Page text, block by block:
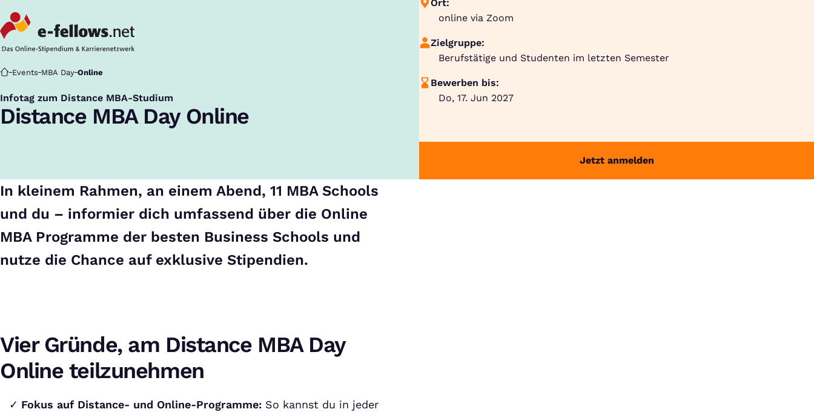
Startseite
Events MBA Day Online
Infotag zum Distance MBA-Studium
:
Distance MBA Day Online
Ort:
online via Zoom
Zielgruppe:
Berufstätige und Studenten im letzten Semester
Bewerben bis:
Do, 17. Jun 2027
Jetzt anmelden
In kleinem Rahmen, an einem Abend, 11 MBA Schools
und du – informier dich umfassend über die Online
MBA Programme der besten Business Schools und
nutze die Chance auf exklusive Stipendien.
Vier Gründe, am Distance MBA Day
Online teilzunehmen
Fokus auf Distance- und Online-Programme: So kannst du in jeder